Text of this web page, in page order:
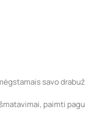
savo
paimti